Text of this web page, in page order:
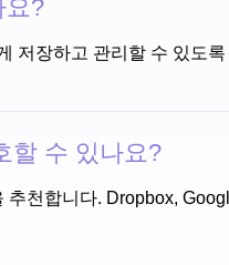
요?
장하고 관리할 수 있도
할 수 있나요?
천합니다. Dropbox,